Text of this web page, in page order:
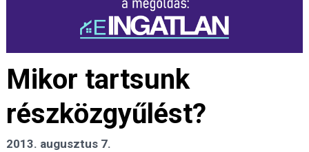
Mikor tartsunk
részközgyűlést?
2013. augusztus 7.